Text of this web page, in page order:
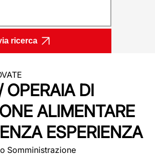
ricerca
OPERAIA DI
ALIMENTARE
ESPERIENZA
Somministrazione